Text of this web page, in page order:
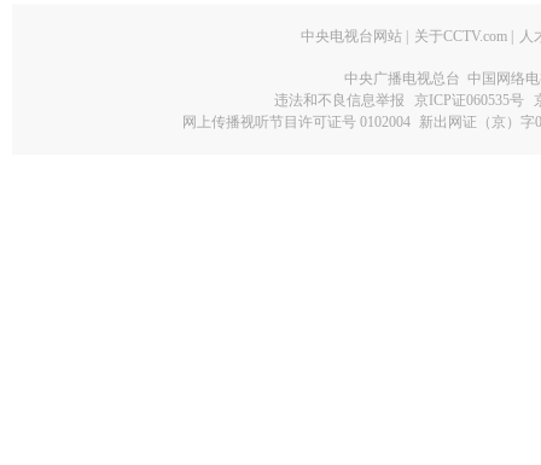
中央电视台网站 关于CCTV.com 人
中央广播电视总台 中国网络
违法和不良信息举报
京ICP证060535号
网上传播视听节目许可证号 0102004 新出网证（京）